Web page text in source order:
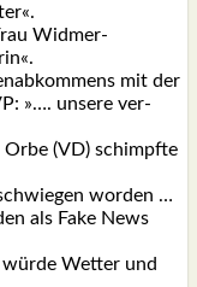
Wid­mer-
mit der
»…. unse­re ver­
Orbe (VD) schimpf­te
wor­den …
als Fake News
Wet­ter und